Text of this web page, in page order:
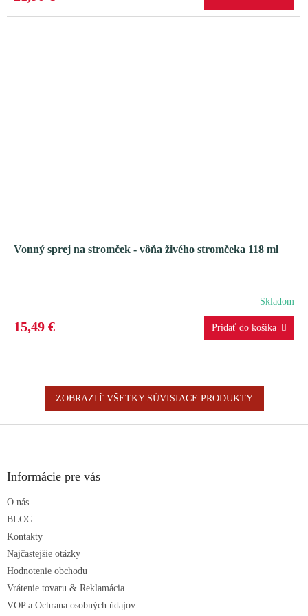
Vonný sprej na stromček - vôňa živého stromčeka 118 ml
Skladom
15,49 €
ZOBRAZIŤ VŠETKY SÚVISIACE PRODUKTY
Informácie pre vás
O nás
BLOG
Kontakty
Najčastejšie otázky
Hodnotenie obchodu
Vrátenie tovaru & Reklamácia
VOP a Ochrana osobných údajov